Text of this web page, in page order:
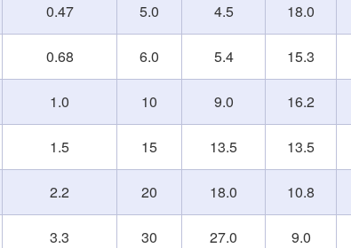
0.47 5.0 4.5 18.0
0.68 6.0 5.4 15.3
1.0 10 9.0 16.2
1.5 15 13.5 13.5
2.2 20 18.0 10.8
3.3 30 27.0 9.0